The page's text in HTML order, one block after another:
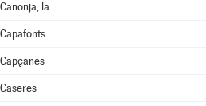
Canonja, la
Capafonts
Capçanes
Caseres